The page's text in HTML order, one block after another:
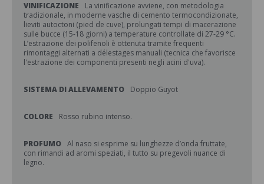
VINIFICAZIONE
La vinificazione avviene, con metodologia
tradizionale, in moderne vasche di cemento termocondizionate,
lieviti autoctoni (pied de cuve), prolungati tempi di macerazione
sulle bucce (15-18 giorni) a temperature controllate di 27-29 °C.
L’estrazione dei polifenoli è ottenuta tramite frequenti
rimontaggi alternati a délestages manuali (tecnica che favorisce
l'estrazione dei componenti presenti negli acini d'uva).
SISTEMA DI ALLEVAMENTO Doppio Guyot
COLORE Rosso rubino intenso.
PROFUMO Al naso si esprime su lunghezze d’onda fruttate,
con rimandi ad aromi speziati, il tutto su pregevoli nuance di
legno.